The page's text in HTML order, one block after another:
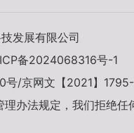
发展有限公司
备2024068316号-1
/京网文【2021】
办法规定，我们拒绝任